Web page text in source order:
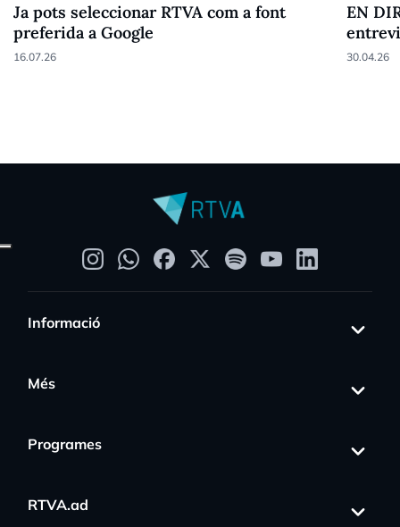
Ja pots seleccionar RTVA com a font
preferida a Google
16.07.26
EN
30.04.26
Informació
Més
Programes
RTVA.ad